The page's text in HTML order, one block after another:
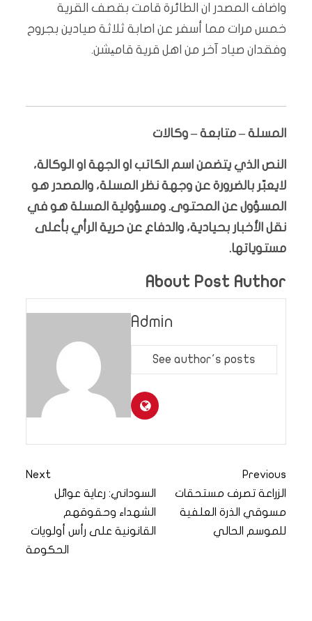
واضاف المصدر ان الطائرة قامت بقصف القرية
خمس مرات مما أسفر عن اصابة ثلاثة صيادين بجروح
وفقدان صياد آخر من اهل قرية قامیشن.
المسلة – متابعة – وكالات
النص الذي يتضمن اسم الكاتب او الجهة او الوكالة،
لايعبّر بالضرورة عن وجهة نظر المسلة، والمصدر هو
المسؤول عن المحتوى. ومسؤولية المسلة هو في
نقل الأخبار بحيادية، والدفاع عن حرية الرأي بأعلى
مستوياتها.
About Post Author
Admin
See author's posts
Previous
الزراعة تصرف مستحقات
مسوقي الذرة العلفية
للموسم الحالي
Next
السوداني: رعاية عوائل
الشهداء وحقوقهم
القانونية على رأس أولويات
الحكومة